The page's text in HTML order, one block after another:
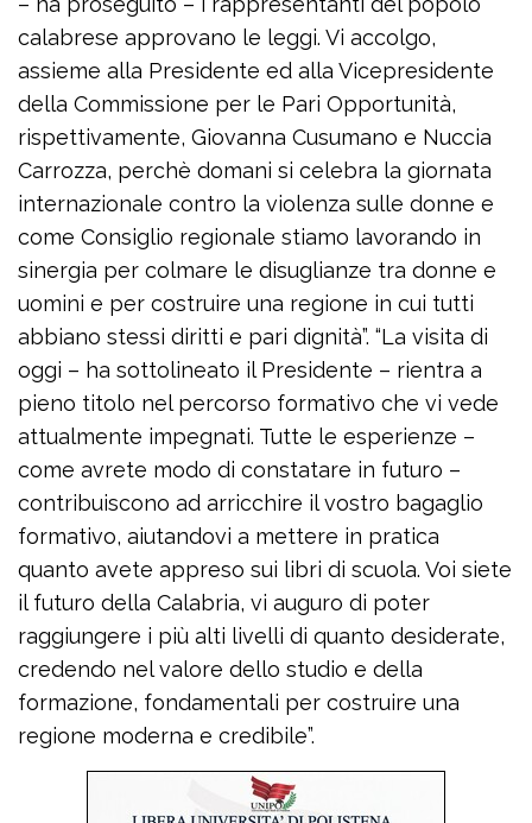
calabrese approvano le leggi. Vi accolgo,
assieme alla Presidente ed alla Vicepresidente
della Commissione per le Pari Opportunità,
rispettivamente, Giovanna Cusumano e Nuccia
Carrozza, perchè domani si celebra la giornata
internazionale contro la violenza sulle donne e
come Consiglio regionale stiamo lavorando in
sinergia per colmare le disuglianze tra donne e
uomini e per costruire una regione in cui tutti
abbiano stessi diritti e pari dignità”. “La visita di
oggi – ha sottolineato il Presidente – rientra a
pieno titolo nel percorso formativo che vi vede
attualmente impegnati. Tutte le esperienze –
come avrete modo di constatare in futuro –
contribuiscono ad arricchire il vostro bagaglio
formativo, aiutandovi a mettere in pratica
quanto avete appreso sui libri di scuola. Voi siete
il futuro della Calabria, vi auguro di poter
raggiungere i più alti livelli di quanto desiderate,
credendo nel valore dello studio e della
formazione, fondamentali per costruire una
regione moderna e credibile”.